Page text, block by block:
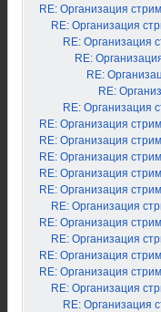
RE: Организация
RE: Организация
RE: Организация
RE:
RE:
RE:
RE: Организация
RE: Организация
RE: Организация
RE: Организация
RE: Организация
RE: Организация
RE: Организация
RE: Организация
RE: Организация
RE: Организация
RE: Организация
RE: Организация
RE: Организация